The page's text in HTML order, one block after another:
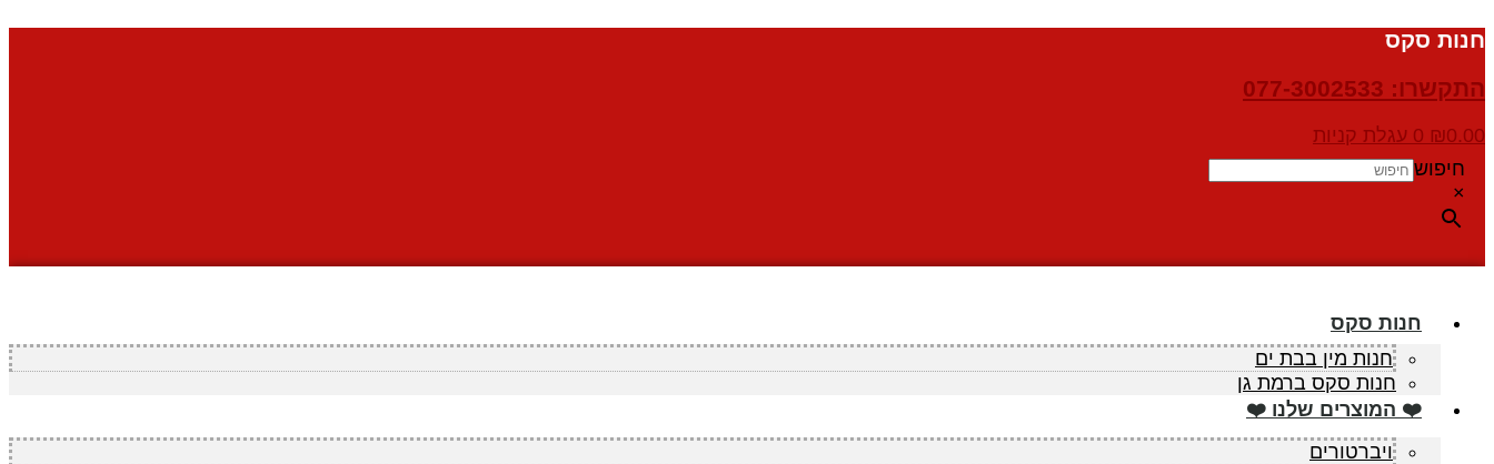
לתוכן
חנות סקס
התקשרו: 077-3002533
₪0.00
0 עגלת קניות
חיפוש
×
חנות סקס
חנות מין בבת ים
חנות סקס ברמת גן
❤️ המוצרים שלנו ❤️
ויברטורים